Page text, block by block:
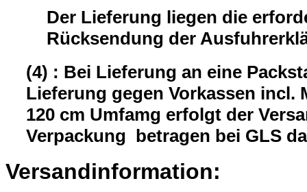
Der Lieferung liegen die
Rücksendung der
(4) : Bei Lieferung an eine
Lieferung gegen Vorkassen incl.
120 cm Umfamg erfolgt der
Verpackung betragen bei GLS
Versandinformation: